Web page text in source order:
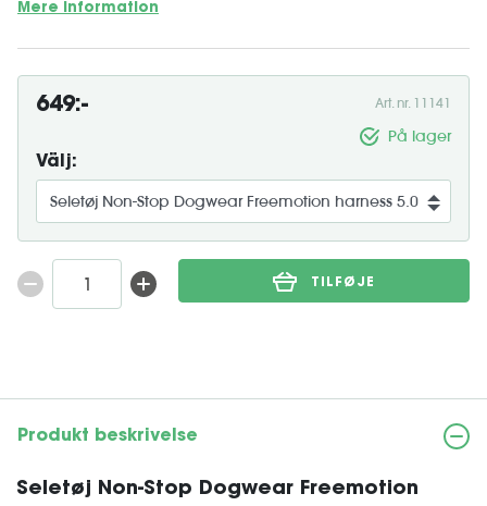
Mere information
649:- Art. nr. 11141
På lager
Välj:
TILFØJE
Produkt beskrivelse
Seletøj Non-Stop Dogwear Freemotion